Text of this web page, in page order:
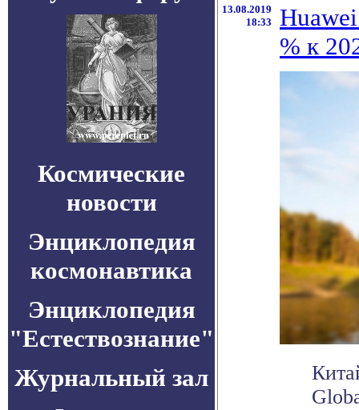
Космические
новости
Энциклопедия
космонавтика
Энциклопедия
"Естествознание"
Журнальный зал
13.08.2019
18:33
% к